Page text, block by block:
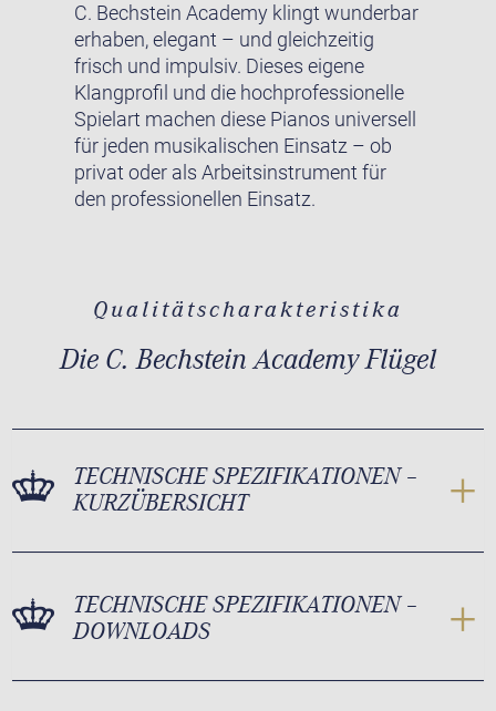
C. Bechstein Academy klingt wunderbar
erhaben, elegant – und gleichzeitig
frisch und impulsiv. Dieses eigene
Klangprofil und die hochprofessionelle
Spielart machen diese Pianos universell
für jeden musikalischen Einsatz – ob
privat oder als Arbeitsinstrument für
den professionellen Einsatz.
Qualitätscharakteristika
Die C. Bechstein Academy Flügel
TECHNISCHE SPEZIFIKATIONEN –
KURZÜBERSICHT
TECHNISCHE SPEZIFIKATIONEN –
DOWNLOADS